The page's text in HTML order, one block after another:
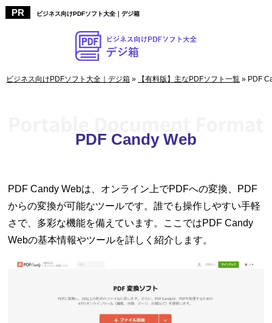
ビジネス向けPDFソフト大全｜デジ箱
ビジネス向けPDFソフト大全｜デジ箱 » 【有料版】主なPDFソフト一覧 » PDF
PDF Candy Web
PDF Candy Webは、オンライン上でPDFへの変換、PDF
からの変換が可能なツールです。誰でも操作しやすい手軽
さで、多彩な機能を備えています。ここではPDF Candy
Webの基本情報やツールを詳しく紹介します。